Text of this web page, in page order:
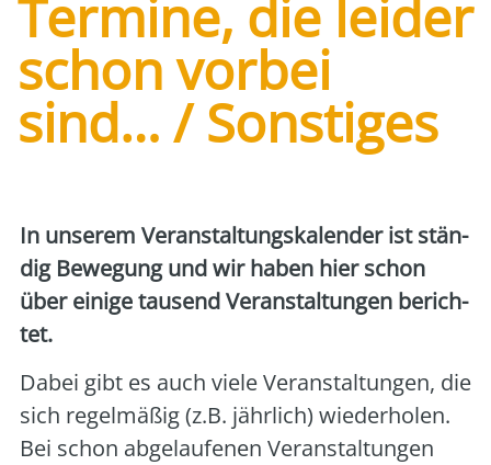
Termine, die leider
schon vorbei
sind… / Sonstiges
In unse­rem Ver­an­stal­tungs­ka­len­der ist stän­
dig Bewe­gung und wir haben hier schon
über eini­ge tau­send Ver­an­stal­tun­gen berich­
tet.
Dabei gibt es auch vie­le Ver­an­stal­tun­gen, die
sich regel­mä­ßig (z.B. jähr­lich) wie­der­ho­len.
Bei schon abge­lau­fe­nen Ver­an­stal­tun­gen